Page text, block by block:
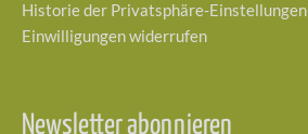
Historie der Privatsphäre-Einstellungen
Einwilligungen widerrufen
Newsletter abonnieren